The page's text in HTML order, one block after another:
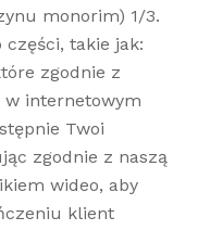
monorim) 1/3.
części, takie jak:
zgodnie z
w internetowym
Twoi
zgodnie z naszą
wideo, aby
klient